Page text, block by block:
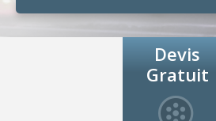
Devis
Gratuit